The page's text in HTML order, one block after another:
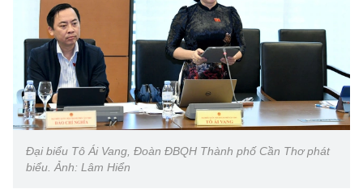
Đại biểu Tô Ái Vang, Đoàn ĐBQH Thành phố Cần Thơ phát
biểu. Ảnh: Lâm Hiển